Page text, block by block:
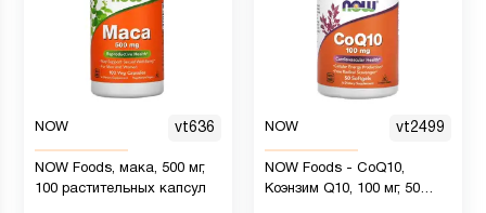
NOW vt636
NOW Foods, мака, 500 мг,
100 растительных капсул
NOW vt2499
NOW Foods - CoQ10,
Коэнзим Q10, 100 мг, 50